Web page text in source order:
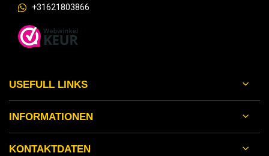
+31621803866
USEFULL LINKS
INFORMATIONEN
KONTAKTDATEN